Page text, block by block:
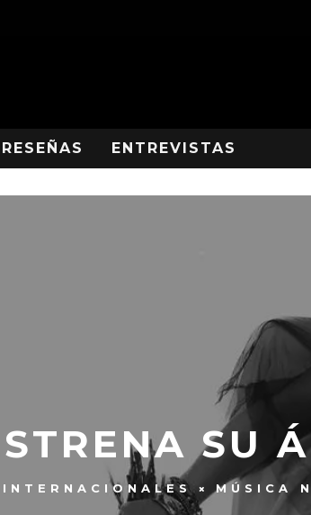
RESEÑAS ENTREVISTAS
SU
INTERNACIONALES MÚSICA